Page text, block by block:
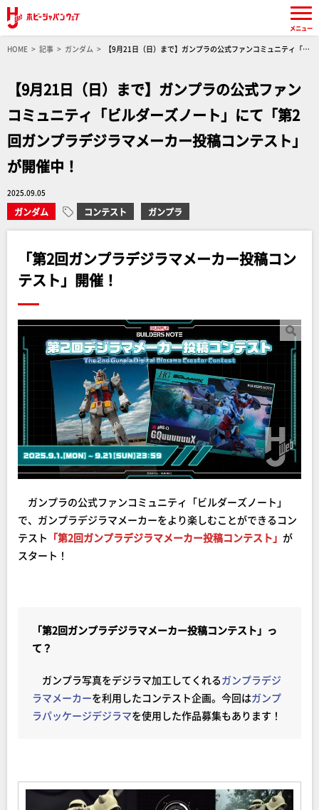
HOME 記事 ガンダム
【9月21日（日）まで】ガンプラの公式ファンコミュニティ「ビ
【9月21日（日）まで】ガンプラの公式ファン
コミュニティ「ビルダーズノート」にて「第2
回ガンプラデジラマメーカー投稿コンテスト」
が開催中！
2025.09.05
ガンダム コンテスト ガンプラ
「第2回ガンプラデジラマメーカー投稿コン
テスト」開催！
ガンプラの公式ファンコミュニティ「ビルダーズノート」
で、ガンプラデジラマメーカーをより楽しむことができるコン
テスト 「第2回ガンプラデジラマメーカー投稿コンテスト」 が
スタート！
「第2回ガンプラデジラマメーカー投稿コンテスト」っ
て？
ガンプラ写真をデジラマ加工してくれるガンプラデジ
ラマメーカーを利用したコンテスト企画。今回はガンプ
ラパッケージデジラマを使用した作品募集もあります！
メニュー